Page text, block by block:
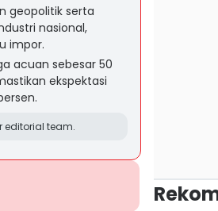
geopolitik serta
nasional,
impor.
acuan sebesar 50
ekspektasi
editorial team.